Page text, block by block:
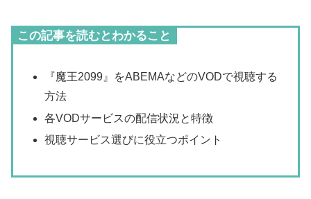
この記事を読むとわかること
『魔王2099』をABEMAなどのVODで視聴する
方法
各VODサービスの配信状況と特徴
視聴サービス選びに役立つポイント